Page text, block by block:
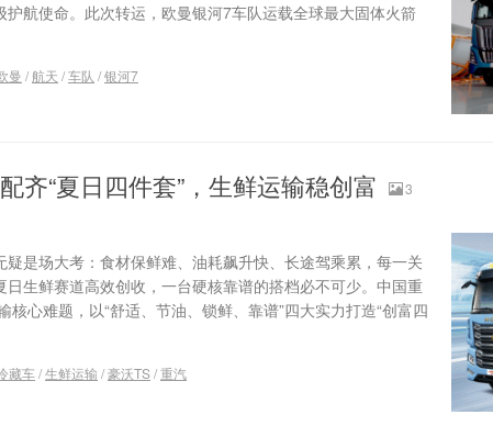
航使命。此次转运，欧曼银河7车队运载全球最大固体火箭
曼 /航天 /车队 /银河7
齐“夏日四件套”，生鲜运输稳创富
3
是场大考：食材保鲜难、油耗飙升快、长途驾乘累，每一关
生鲜赛道高效创收，一台硬核靠谱的搭档必不可少。中国重
心难题，以“舒适、节油、锁鲜、靠谱”四大实力打造“创富四
藏车/生鲜运输 /豪沃TS/重汽